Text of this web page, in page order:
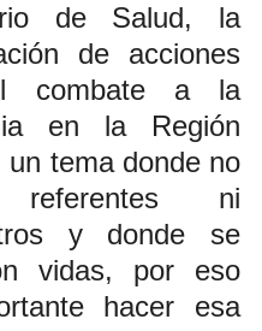
de Salud, la
de acciones
combate a la
en la Región
un tema donde no
referentes ni
y donde se
vidas, por eso
hacer esa